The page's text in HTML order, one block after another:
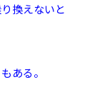
換えないと
ある。